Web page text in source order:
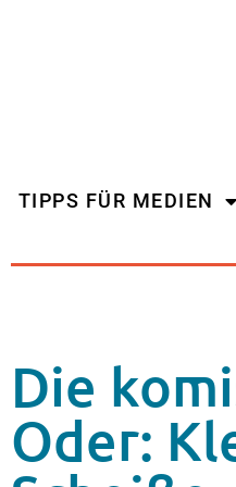
TIPPS FÜR MEDIEN
Die
Oder: